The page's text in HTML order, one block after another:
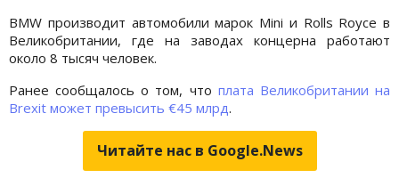
BMW производит автомобили марок Mini и Rolls Royce в
Великобритании, где на заводах концерна работают
около 8 тысяч человек.
Ранее сообщалось о том, что плата Великобритании на
Brexit может превысить €45 млрд.
Читайте нас в Google.News